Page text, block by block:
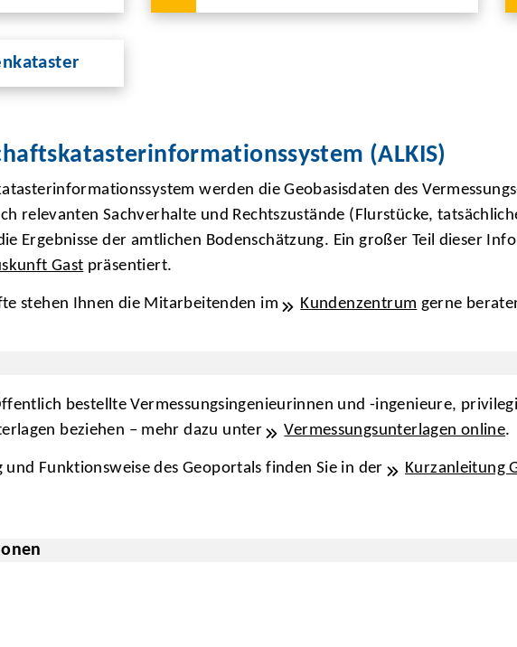
(ALKIS)
werden die Geobasisdaten des
relevanten Sachverhalte und Rechtszustände (Flurstücke,
Ergebnisse der amtlichen Bodenschätzung. Ein großer Teil dieser
Gast präsentiert.
stehen Ihnen die Mitarbeitenden im Kundenzentrum gerne
bestellte Vermessungsingenieurinnen und -ingenieure,
beziehen – mehr dazu unter
Vermessungsunterlagen online.
und Funktionsweise des Geoportals finden Sie in der Kurzanleitung